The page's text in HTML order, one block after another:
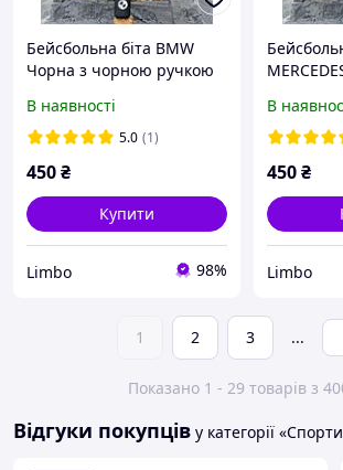
Бейсбольна біта BMW
Чорна з чорною ручкою
В наявності
5.0 (1)
450₴
Купити
Limbo 98%
В
450₴
Limbo
1 2 3 ...
Показано 1 - 29 товарів з
Відгуки покупців у категорії